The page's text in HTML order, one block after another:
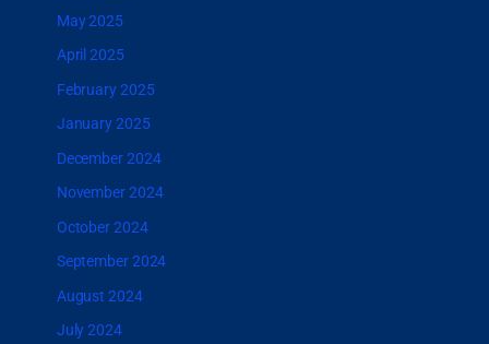
May 2025
April 2025
February 2025
January 2025
December 2024
November 2024
October 2024
September 2024
August 2024
July 2024